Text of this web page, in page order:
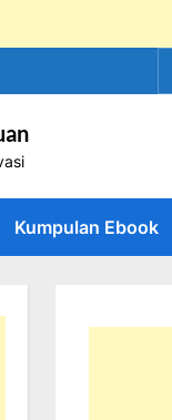
Kumpulan Ebook